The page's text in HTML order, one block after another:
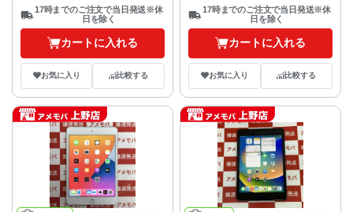
17時までのご注文で当日発送※休
日を除く
カートに入れる
お気に入り 比較する
17時までのご注文で当日発送※休
日を除く
カートに入れる
お気に入り 比較する